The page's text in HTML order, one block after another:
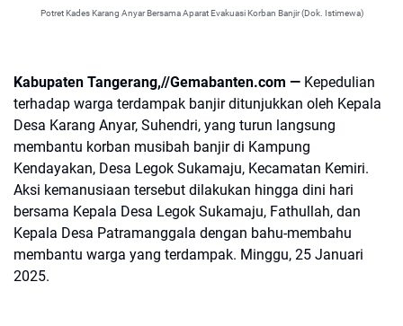
Potret Kades Karang Anyar Bersama Aparat Evakuasi Korban Banjir (Dok. Istimewa)
Kabupaten Tangerang,//Gemabanten.com — Kepedulian
terhadap warga terdampak banjir ditunjukkan oleh Kepala
Desa Karang Anyar, Suhendri, yang turun langsung
membantu korban musibah banjir di Kampung
Kendayakan, Desa Legok Sukamaju, Kecamatan Kemiri.
Aksi kemanusiaan tersebut dilakukan hingga dini hari
bersama Kepala Desa Legok Sukamaju, Fathullah, dan
Kepala Desa Patramanggala dengan bahu-membahu
membantu warga yang terdampak. Minggu, 25 Januari
2025.